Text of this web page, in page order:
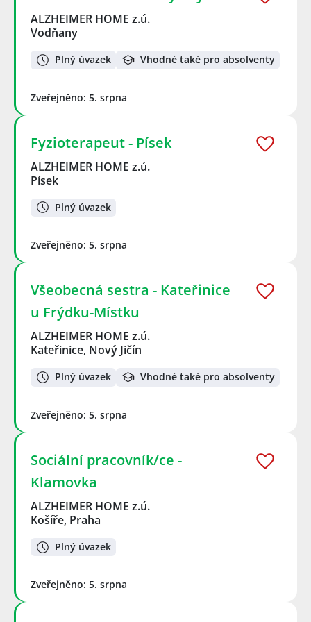
ALZHEIMER HOME z.ú.
Vodňany
Plný úvazek Vhodné také pro absolventy
Zveřejněno: 5. srpna
Fyzioterapeut - Písek
ALZHEIMER HOME z.ú.
Písek
Plný úvazek
Zveřejněno: 5. srpna
Všeobecná sestra - Kateřinice
u Frýdku-Místku
ALZHEIMER HOME z.ú.
Kateřinice, Nový Jičín
Plný úvazek Vhodné také pro absolventy
Zveřejněno: 5. srpna
Sociální pracovník/ce -
Klamovka
ALZHEIMER HOME z.ú.
Košíře, Praha
Plný úvazek
Zveřejněno: 5. srpna